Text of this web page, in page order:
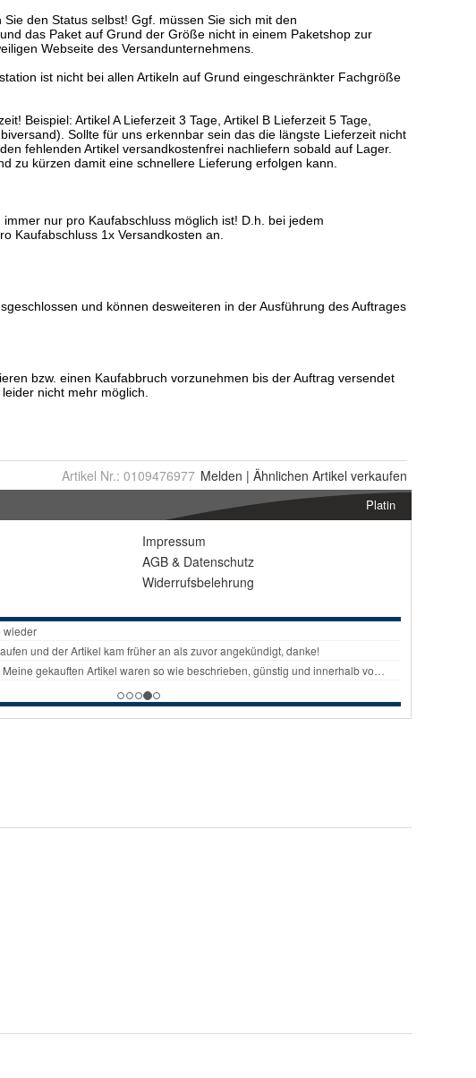
Artikel Nr.: 0109476977 Melden | Ähnlichen Artikel verkaufen
Platin
Impressum
AGB & Datenschutz
Widerrufsbelehrung